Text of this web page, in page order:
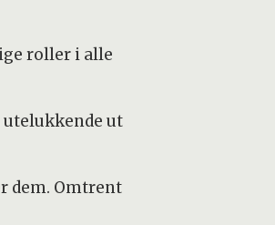
roller i alle
ut
dem. Omtrent